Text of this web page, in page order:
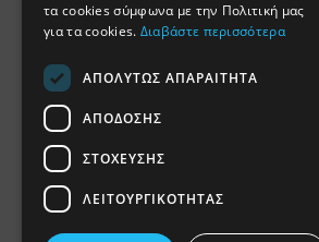
Αρχική
Δημόσιο
Επικοινωνία
Πολιτική Προστασίας
Copyright © 2026 ΑΔΕΕλΕπ. Proudly
τα cookies σύμφωνα με την Πολιτική μας
για τα cookies. Διαβάστε περισσότερα
ΑΠΟΛΥΤΩΣ ΑΠΑΡΑΙΤΗΤΑ
ΑΠΟΔΟΣΗΣ
ΣΤΟΧΕΥΣΗΣ
ΛΕΙΤΟΥΡΓΙΚΟΤΗΤΑΣ